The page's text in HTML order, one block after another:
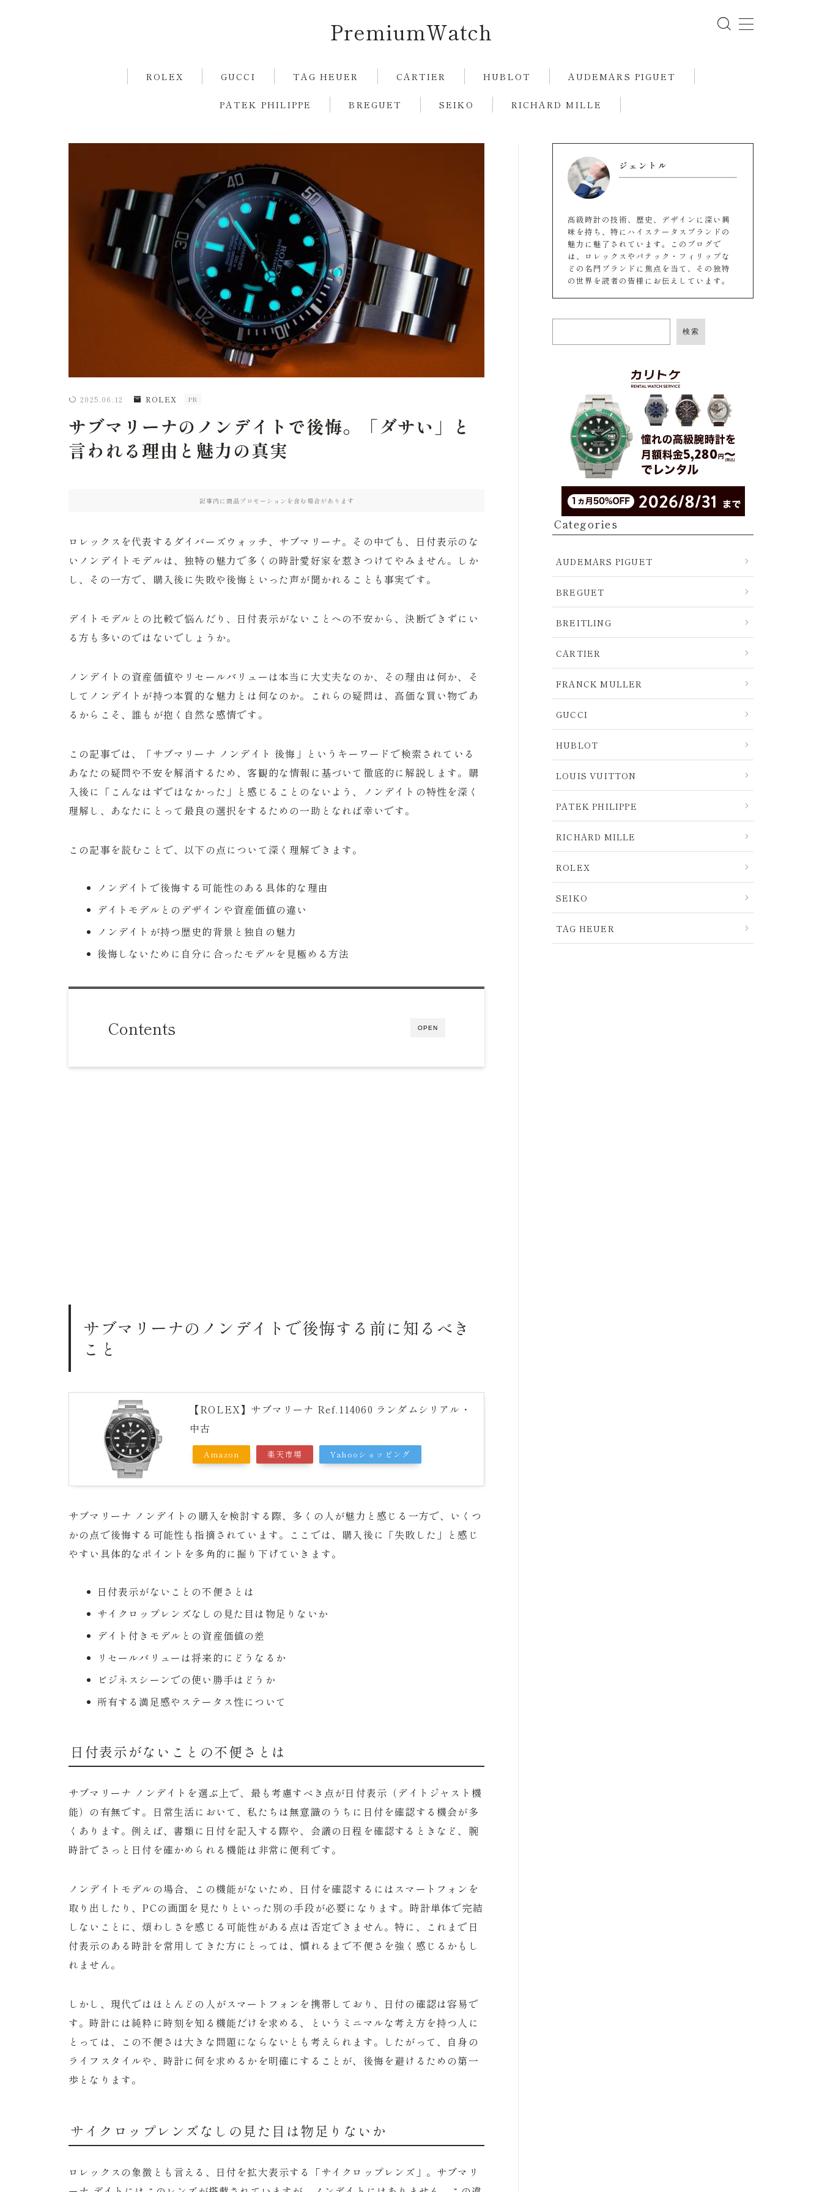
PremiumWatch
ROLEX GUCCI TAG HEUER CARTIER HUBLOT AUDEMARS PIGUET
PATEK PHILIPPE BREGUET SEIKO
RICHARD MILLE
TAG HEUER
CARTIER
HUBLOT
AUDEMARS PIGUET
PATEK PHILIPPE
BREGUET
SEIKO
2025.06.12 ROLEX PR
サブマリーナのノンデイトで後悔。「ダサい」と
言われる理由と魅力の真実
記事内に商品プロモーションを含む場合があります
ロレックスを代表するダイバーズウォッチ、サブマリーナ。その中でも、日付表示のな
いノンデイトモデルは、独特の魅力で多くの時計愛好家を惹きつけてやみません。しか
し、その一方で、購入後に失敗や後悔といった声が聞かれることも事実です。
デイトモデルとの比較で悩んだり、日付表示がないことへの不安から、決断できずにい
る方も多いのではないでしょうか。
ノンデイトの資産価値やリセールバリューは本当に大丈夫なのか、その理由は何か、そ
してノンデイトが持つ本質的な魅力とは何なのか。これらの疑問は、高価な買い物であ
るからこそ、誰もが抱く自然な感情です。
この記事では、「サブマリーナ ノンデイト 後悔」というキーワードで検索されている
あなたの疑問や不安を解消するため、客観的な情報に基づいて徹底的に解説します。購
入後に「こんなはずではなかった」と感じることのないよう、ノンデイトの特性を深く
理解し、あなたにとって最良の選択をするための一助となれば幸いです。
この記事を読むことで、以下の点について深く理解できます。
ノンデイトで後悔する可能性のある具体的な理由
デイトモデルとのデザインや資産価値の違い
ノンデイトが持つ歴史的背景と独自の魅力
後悔しないために自分に合ったモデルを見極める方法
OPEN
Contents
サブマリーナのノンデイトで後悔する前に知るべき
こと
【ROLEX】サブマリーナ Ref.114060 ランダムシリアル・
中古
Amazon 楽天市場 Yahooショッピング
サブマリーナ ノンデイトの購入を検討する際、多くの人が魅力と感じる一方で、いくつ
かの点で後悔する可能性も指摘されています。ここでは、購入後に「失敗した」と感じ
やすい具体的なポイントを多角的に掘り下げていきます。
日付表示がないことの不便さとは
サイクロップレンズなしの見た目は物足りないか
デイト付きモデルとの資産価値の差
リセールバリューは将来的にどうなるか
ビジネスシーンでの使い勝手はどうか
所有する満足感やステータス性について
日付表示がないことの不便さとは
サブマリーナ ノンデイトを選ぶ上で、最も考慮すべき点が日付表示（デイトジャスト機
能）の有無です。日常生活において、私たちは無意識のうちに日付を確認する機会が多
くあります。例えば、書類に日付を記入する際や、会議の日程を確認するときなど、腕
時計でさっと日付を確かめられる機能は非常に便利です。
ノンデイトモデルの場合、この機能がないため、日付を確認するにはスマートフォンを
取り出したり、PCの画面を見たりといった別の手段が必要になります。時計単体で完結
しないことに、煩わしさを感じる可能性がある点は否定できません。特に、これまで日
付表示のある時計を常用してきた方にとっては、慣れるまで不便さを強く感じるかもし
れません。
しかし、現代ではほとんどの人がスマートフォンを携帯しており、日付の確認は容易で
す。時計には純粋に時刻を知る機能だけを求める、というミニマルな考え方を持つ人に
とっては、この不便さは大きな問題にならないとも考えられます。したがって、自身の
ライフスタイルや、時計に何を求めるかを明確にすることが、後悔を避けるための第一
歩となります。
サイクロップレンズなしの見た目は物足りないか
ロレックスの象徴とも言える、日付を拡大表示する「サイクロップレンズ」。サブマリ
ジェントル
高級時計の技術、歴史、デザインに深い興
味を持ち、特にハイステータスブランドの
魅力に魅了されています。このブログで
は、ロレックスやパテック・フィリップな
どの名門ブランドに焦点を当て、その独特
の世界を読者の皆様にお伝えしています。
検索
Categories
AUDEMARS PIGUET
BREGUET
BREITLING
CARTIER
FRANCK MULLER
GUCCI
HUBLOT
LOUIS VUITTON
PATEK PHILIPPE
RICHARD MILLE
ROLEX
SEIKO
TAG HEUER